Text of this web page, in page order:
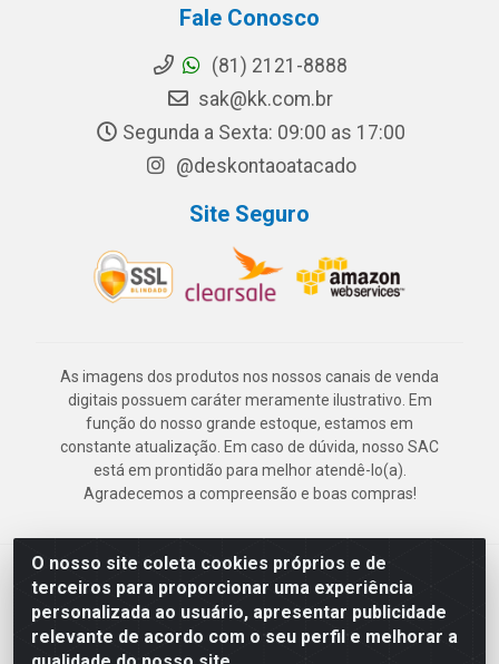
O nosso site coleta cookies próprios e de
terceiros para proporcionar uma experiência
personalizada ao usuário, apresentar publicidade
relevante de acordo com o seu perfil e melhorar a
Fale Conosco
(81) 2121-8888
sak@kk.com.br
Segunda a Sexta: 09:00 as 17:00
@deskontaoatacado
Site Seguro
As imagens dos produtos nos nossos canais de venda
digitais possuem caráter meramente ilustrativo. Em
função do nosso grande estoque, estamos em
constante atualização. Em caso de dúvida, nosso SAC
está em prontidão para melhor atendê-lo(a).
Agradecemos a compreensão e boas compras!
Deskontão Atacado - Av. Marechal Mascarenhas de Morais, 2471 -
Imbiribeira - Recife/PE - CEP 51.150-001 - CNPJ 24.150.377/0003-
57